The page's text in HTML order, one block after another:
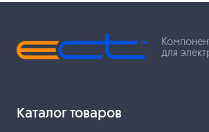
для
Каталог товаров